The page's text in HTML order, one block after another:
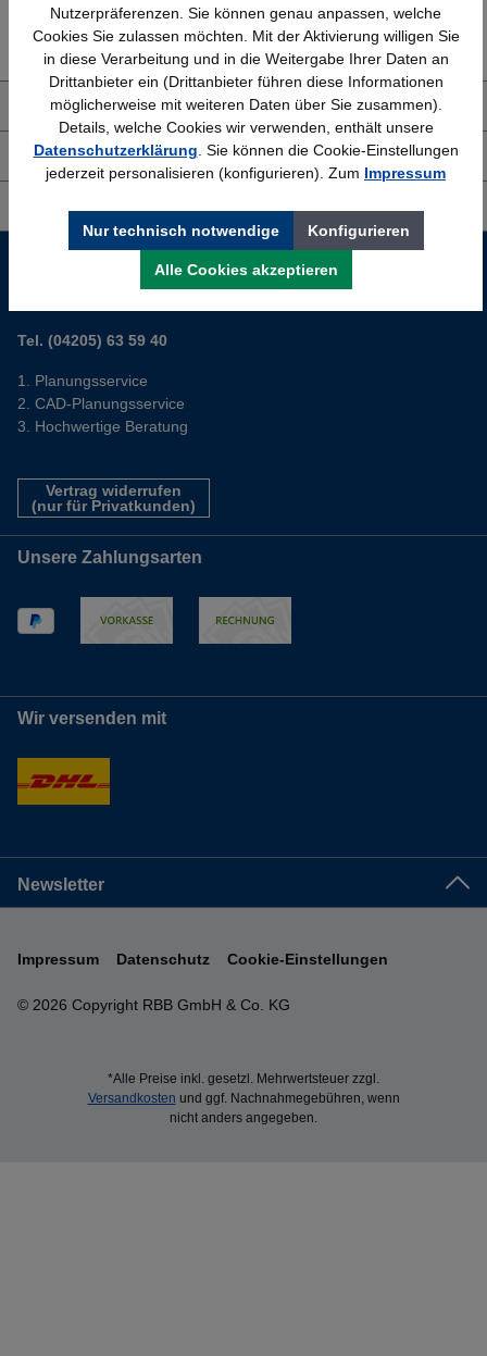
Erfahrung
Bewährt seit 1958
Kostenlose Beratung
(04205) 635940
Über uns
Shop Service
Informationen
Tel. (04205) 63 59 40
Planungsservice
CAD-Planungsservice
Hochwertige Beratung
Vertrag widerrufen
(nur für Privatkunden)
Unsere Zahlungsarten
Wir versenden mit
Newsletter
© 2026 Copyright RBB GmbH & Co. KG
Impressum Datenschutz Cookie-Einstellungen
*Alle Preise inkl. gesetzl. Mehrwertsteuer zzgl.
Versandkosten und ggf. Nachnahmegebühren, wenn
nicht anders angegeben.
Nutzerpräferenzen. Sie können genau anpassen, welche
Cookies Sie zulassen möchten. Mit der Aktivierung willigen Sie
in diese Verarbeitung und in die Weitergabe Ihrer Daten an
Drittanbieter ein (Drittanbieter führen diese Informationen
möglicherweise mit weiteren Daten über Sie zusammen).
Details, welche Cookies wir verwenden, enthält unsere
Datenschutzerklärung . Sie können die Cookie-Einstellungen
jederzeit personalisieren (konfigurieren). Zum Impressum
Nur technisch notwendige Konfigurieren
Alle Cookies akzeptieren